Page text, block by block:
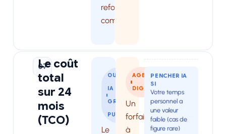
refonte
complète.
07
Le coût
total
sur 24
mois
(TCO)
OUTIL
IA
GRAND
PUBLIC
Le
AGENCE
DIGITALE
Un
forfait
à
PENCHER IA
SI
Votre temps
personnel a
une valeur
faible (cas de
figure rare)